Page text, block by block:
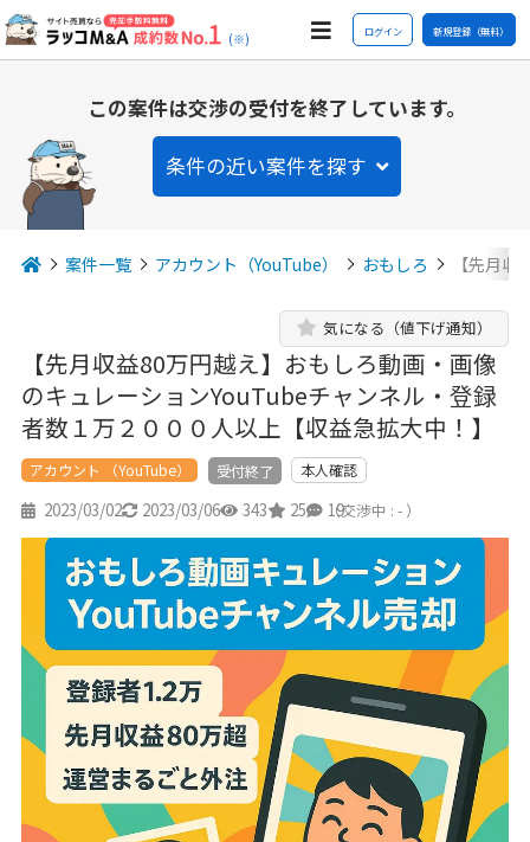
(※) ログイン 新規登録（無料）
この案件は交渉の受付を終了しています。
条件の近い案件を探す
案件一覧 アカウント（YouTube） おもしろ 【先月
【先月収益80万円越え】おもしろ動画・画像
のキュレーションYouTubeチャンネル・登録
者数１万２０００人以上【収益急拡大中！】
気になる（値下げ通知）
アカウント （YouTube） 受付終了 本人確認
2023/03/02 2023/03/06 343 25 19
（交渉中 : - ）